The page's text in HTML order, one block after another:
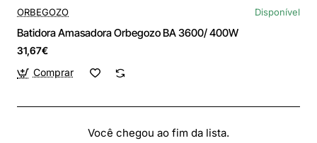
ORBEGOZO Disponível
Batidora Amasadora Orbegozo BA 3600/ 400W
31,67€
Comprar
Você chegou ao fim da lista.